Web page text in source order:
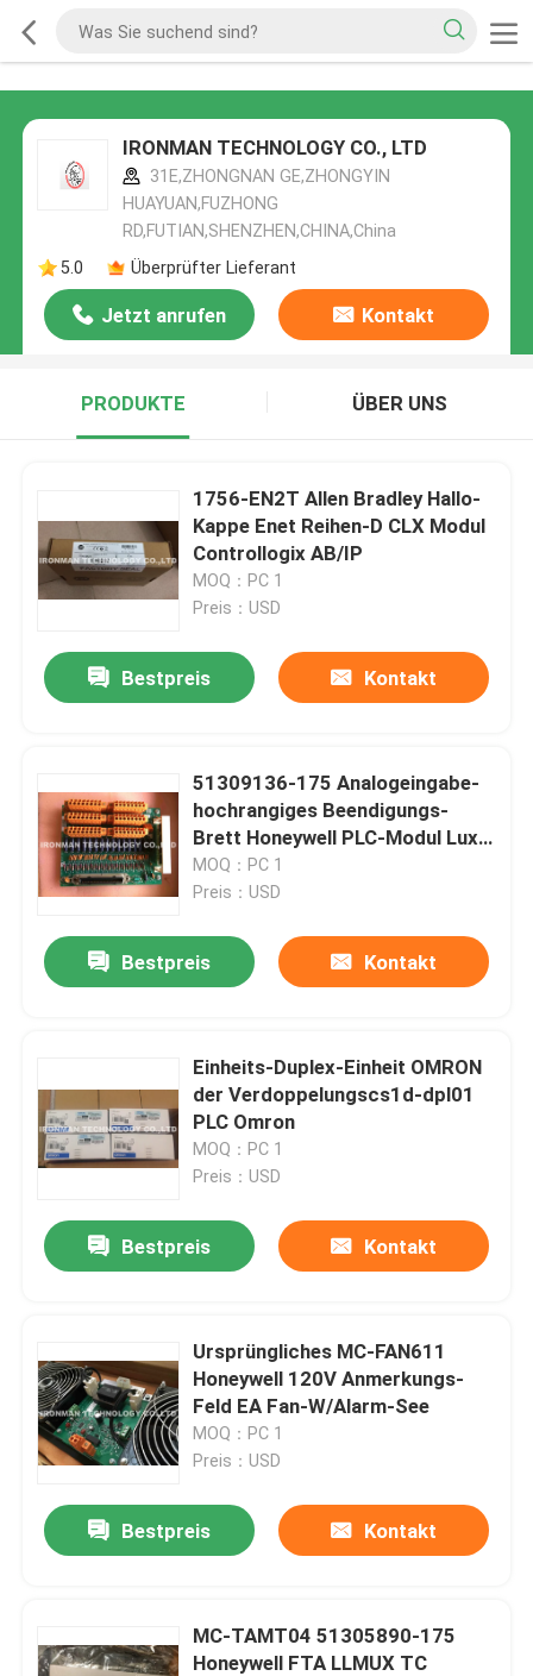
IRONMAN TECHNOLOGY CO., LTD
31E,ZHONGNAN GE,ZHONGYIN
HUAYUAN,FUZHONG
RD,FUTIAN,SHENZHEN,CHINA,China
5.0
Überprüfter Lieferant
Jetzt anrufen Kontakt
PRODUKTE ÜBER UNS
1756-EN2T Allen Bradley Hallo-
Kappe Enet Reihen-D CLX Modul
Controllogix AB/IP
MOQ：PC 1
Preis：USD
Bestpreis Kontakt
51309136-175 Analogeingabe-
hochrangiges Beendigungs-
Brett Honeywell PLC-Modul Lux
TAIH03
MOQ：PC 1
Preis：USD
Bestpreis Kontakt
Einheits-Duplex-Einheit OMRON
der Verdoppelungscs1d-dpl01
PLC Omron
MOQ：PC 1
Preis：USD
Bestpreis Kontakt
Ursprüngliches MC-FAN611
Honeywell 120V Anmerkungs-
Feld EA Fan-W/Alarm-See
MOQ：PC 1
Preis：USD
Bestpreis Kontakt
MC-TAMT04 51305890-175
Honeywell FTA LLMUX TC